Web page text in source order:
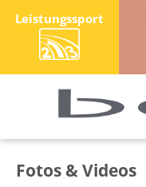
Leistungssport
Fotos & Videos